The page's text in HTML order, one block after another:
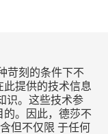
苛刻的条件下不
此提供的技术信息
识。这些技术参
。因此，德莎不
但不仅限 于任何